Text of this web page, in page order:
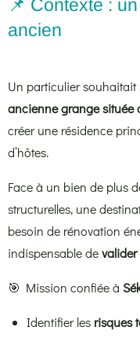
📌 Contexte :
ancien
Un particulier
ancienne grange située
créer une résidence
d’hôtes.
Face à un bien de plus
structurelles, une
besoin de rénovation
indispensable de
🎯 Mission confiée à
Identifier les risques